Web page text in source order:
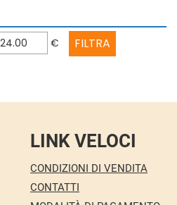
€
LINK VELOCI
CONDIZIONI DI VENDITA
CONTATTI